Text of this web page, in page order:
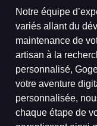
Notre équipe
variés allant du
maintenance de
artisan à la
personnalisé,
votre aventure
personnalisée,
chaque étape de